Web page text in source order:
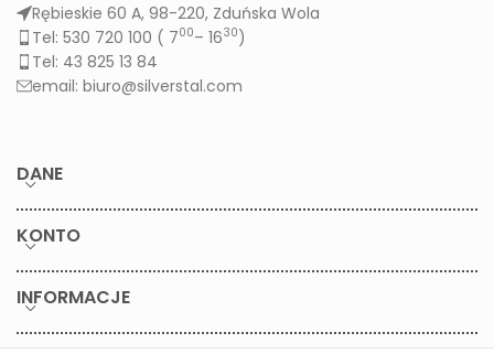
Rębieskie 60 A, 98-220, Zduńska Wola
Tel: 530 720 100 ( 700– 1630)
Tel: 43 825 13 84
email: biuro@silverstal.com
DANE
KONTO
INFORMACJE